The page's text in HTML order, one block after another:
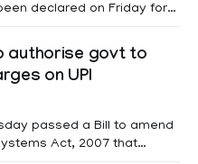
declared on Friday for
districts. Meanwhile, a
for Kottayam,
Pathanamtitta and Idukki districts. Following a red alert on
authorise govt to
on UPI
passed a Bill to amend
Act, 2007 that